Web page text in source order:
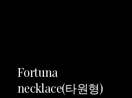
Fortuna
necklace(타원형)